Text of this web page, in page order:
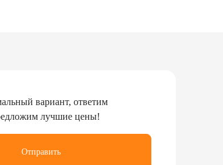
Отправить
вариант, ответим
лучшие цены!